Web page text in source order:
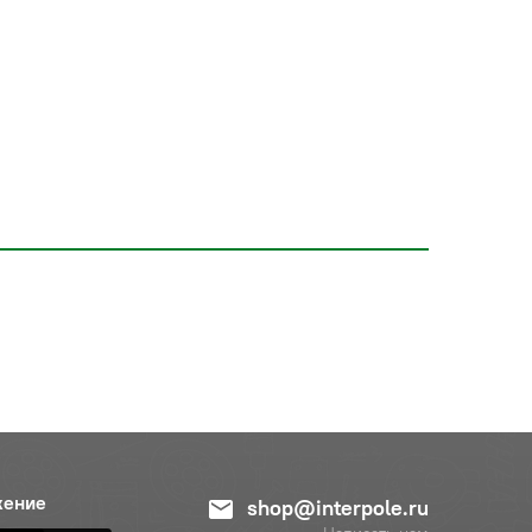
shop@interpole.ru